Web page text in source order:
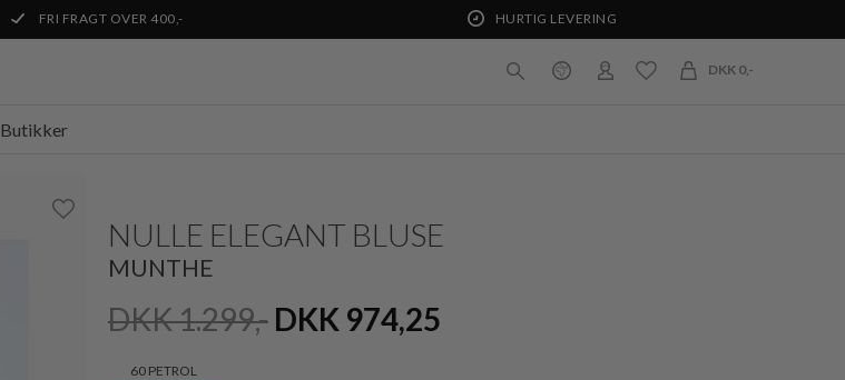
FRI FRAGT OVER 400,- HURTIG LEVERING
DKK 0,-
Butikker
NULLE ELEGANT BLUSE
MUNTHE
DKK 1.299,- DKK 974,25
60 PETROL